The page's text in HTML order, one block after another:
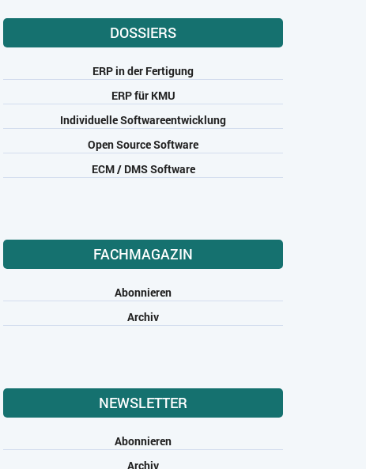
DOSSIERS
ERP in der Fertigung
ERP für KMU
Individuelle Softwareentwicklung
Open Source Software
ECM / DMS Software
FACHMAGAZIN
Abonnieren
Archiv
NEWSLETTER
Abonnieren
Archiv